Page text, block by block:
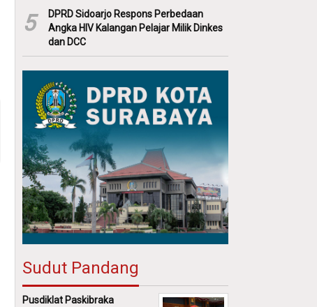
5
DPRD Sidoarjo Respons Perbedaan
Angka HIV Kalangan Pelajar Milik Dinkes
dan DCC
Sudut Pandang
Pusdiklat Paskibraka